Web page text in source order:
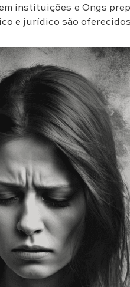
instituições e Ongs
e jurídico são